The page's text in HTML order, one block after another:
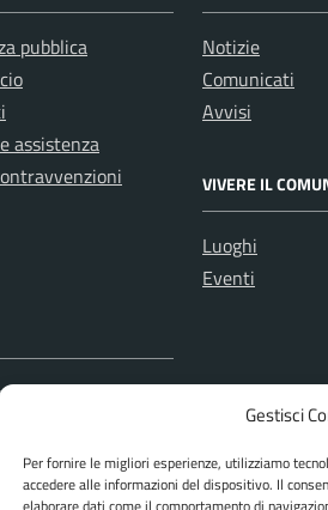
Gestisci
Per fornire le migliori esperienze, utilizziamo
accedere alle informazioni del dispositivo. Il
pubblica
assistenza
Notizie
Comunicati
Avvisi
VIVERE IL
Luoghi
Eventi